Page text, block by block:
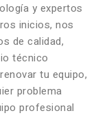
y expertos
inicios, nos
de calidad,
técnico
tu equipo,
problema
profesional